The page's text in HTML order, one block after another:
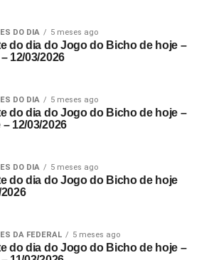
DO DIA 5 meses ago
do dia do Jogo do Bicho de hoje –
12/03/2026
DO DIA 5 meses ago
do dia do Jogo do Bicho de hoje –
– 12/03/2026
DO DIA 5 meses ago
do dia do Jogo do Bicho de hoje
DA FEDERAL 5 meses ago
do dia do Jogo do Bicho de hoje –